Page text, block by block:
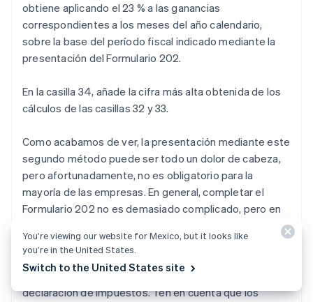
obtiene aplicando el 23 % a las ganancias
correspondientes a los meses del año calendario,
sobre la base del período fiscal indicado mediante la
presentación del Formulario 202.
En la casilla 34, añade la cifra más alta obtenida de los
cálculos de las casillas 32 y 33.
Como acabamos de ver, la presentación mediante este
segundo método puede ser todo un dolor de cabeza,
pero afortunadamente, no es obligatorio para la
mayoría de las empresas. En general, completar el
Formulario 202 no es demasiado complicado, pero en
pertinentes para aclarar las inquietudes más comunes.
Puedes utilizar esta guía cuando prepares tu próxima
declaración de impuestos. Ten en cuenta que los
You’re viewing our website for Mexico, but it looks like
you’re in the United States.
Switch to the United States site